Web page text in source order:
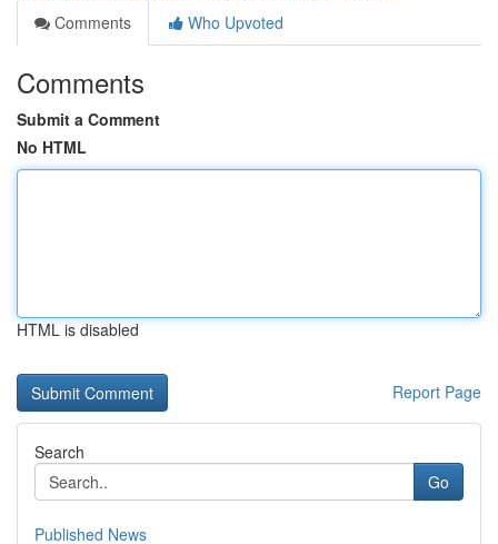
Comments
Who Upvoted
Comments
Submit a Comment
No HTML
HTML is disabled
Report Page
Search
Go
Published News